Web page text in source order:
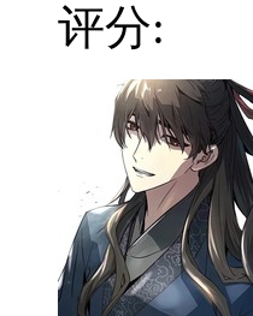
评分: